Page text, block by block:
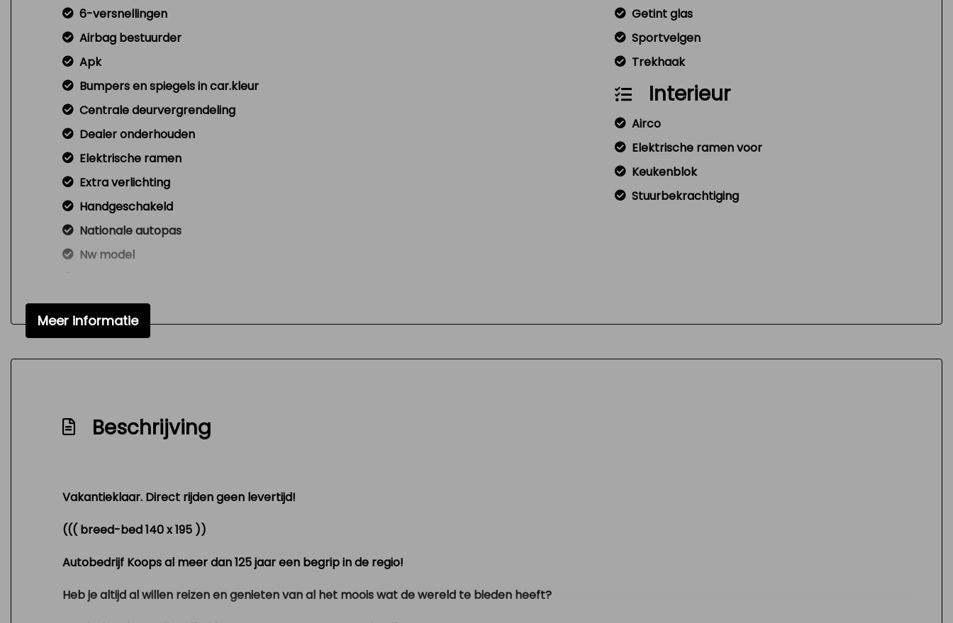
6-versnellingen
Airbag bestuurder
Apk
Bumpers en spiegels in car.kleur
Centrale deurvergrendeling
Dealer onderhouden
Elektrische ramen
Extra verlichting
Handgeschakeld
Nationale autopas
Nw model
Radio cd-speler
Signaal vergeten verlichting
Zeer mooie en technisch goed onderhouden auto
Getint glas
Sportvelgen
Trekhaak
Interieur
Airco
Elektrische ramen voor
Keukenblok
Stuurbekrachtiging
Meer informatie
Beschrijving
Vakantieklaar. Direct rijden geen levertijd!
((( breed-bed 140 x 195 ))
Autobedrijf Koops al meer dan 125 jaar een begrip in de regio!
Heb je altijd al willen reizen en genieten van al het moois wat de wereld te bieden heeft?